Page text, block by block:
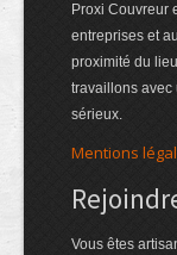
Proxi Couvreur
entreprises et
proximité du
travaillons avec
sérieux.
Mentions
Vous êtes